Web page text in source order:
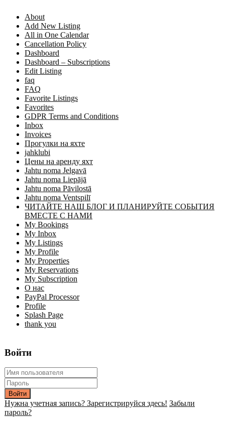
About
Add New Listing
All in One Calendar
Cancellation Policy
Dashboard
Dashboard – Subscriptions
Edit Listing
faq
FAQ
Favorite Listings
Favorites
GDPR Terms and Conditions
Inbox
Invoices
Прогулки на яхте
jahklubi
Цены на аренду яхт
Jahtu noma Jelgavā
Jahtu noma Liepājā
Jahtu noma Pāvilostā
Jahtu noma Ventspilī
ЧИТАЙТЕ НАШ БЛОГ И ПЛАНИРУЙТЕ СОБЫТИЯ
ВМЕСТЕ С НАМИ
My Bookings
My Inbox
My Listings
My Profile
My Properties
My Reservations
My Subscription
О нас
PayPal Processor
Profile
Splash Page
thank you
Войти
Войти
Нужна учетная запись? Зарегистрируйся здесь! Забыли
пароль?